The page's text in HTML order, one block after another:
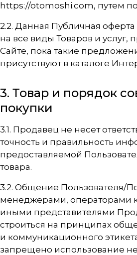
https://otomoshi.com, путем
2.2. Данная Публичная
на все виды Товаров и услуг,
Сайте, пока такие
присутствуют в каталоге
3. Товар и порядок
покупки
3.1. Продавец не несет
точность и правильность
предоставляемой
товара.
3.2. Общение Пользователя/
менеджерами, операторами
иными представителями
строиться на принципах
и коммуникационного
запрещено использование